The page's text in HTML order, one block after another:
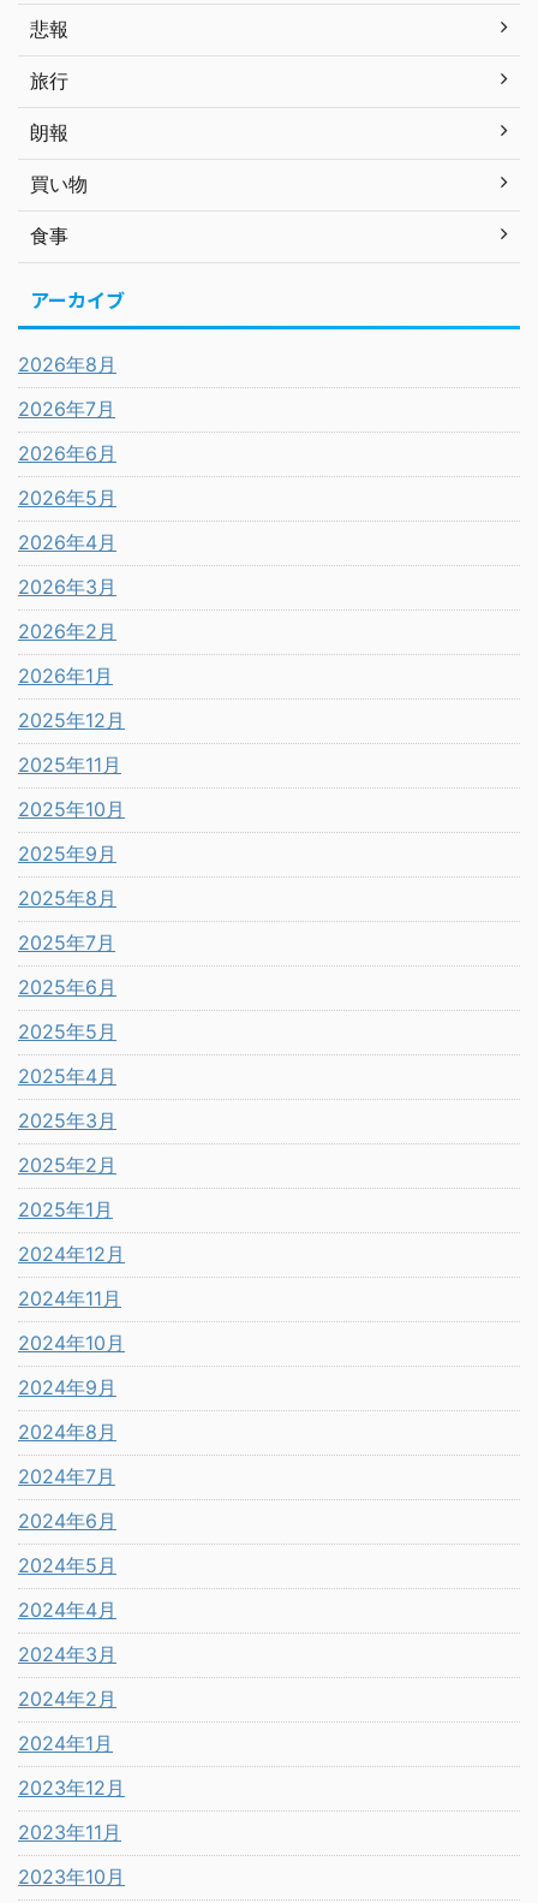
悲報
旅行
朗報
買い物
食事
アーカイブ
2026年8月
2026年7月
2026年6月
2026年5月
2026年4月
2026年3月
2026年2月
2026年1月
2025年12月
2025年11月
2025年10月
2025年9月
2025年8月
2025年7月
2025年6月
2025年5月
2025年4月
2025年3月
2025年2月
2025年1月
2024年12月
2024年11月
2024年10月
2024年9月
2024年8月
2024年7月
2024年6月
2024年5月
2024年4月
2024年3月
2024年2月
2024年1月
2023年12月
2023年11月
2023年10月